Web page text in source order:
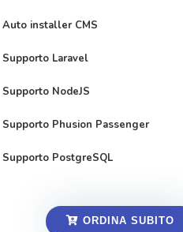
Auto installer CMS
Supporto Laravel
Supporto NodeJS
Supporto Phusion Passenger
Supporto PostgreSQL
ORDINA SUBITO